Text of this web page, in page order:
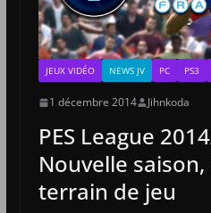
JEUX VIDÉO NEWS JV PC PS3
1 décembre 2014 Jihnkoda
PES League
Nouvelle
terrain de jeu